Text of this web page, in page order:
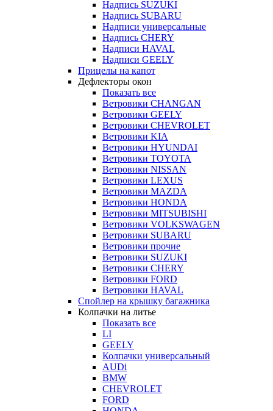
Надпись SUZUKI
Надпись SUBARU
Надписи универсальные
Надпись CHERY
Надписи HAVAL
Надписи GEELY
Прицелы на капот
Дефлекторы окон
Показать все
Ветровики CHANGAN
Ветровики GEELY
Ветровики CHEVROLET
Ветровики KIA
Ветровики HYUNDAI
Ветровики TOYOTA
Ветровики NISSAN
Ветровики LEXUS
Ветровики MAZDA
Ветровики HONDA
Ветровики MITSUBISHI
Ветровики VOLKSWAGEN
Ветровики SUBARU
Ветровики прочие
Ветровики SUZUKI
Ветровики CHERY
Ветровики FORD
Ветровики HAVAL
Спойлер на крышку багажника
Колпачки на литье
Показать все
LI
GEELY
Колпачки универсальный
AUDi
BMW
CHEVROLET
FORD